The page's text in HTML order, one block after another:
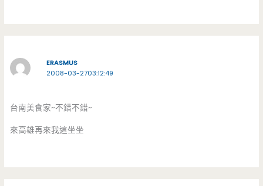
ERASMUS
2008-03-2703:12:49
台南美食家~不錯不錯~
來高雄再來我這坐坐